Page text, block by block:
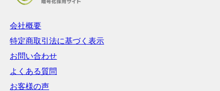
会社概要
特定商取引法に基づく表示
お問い合わせ
よくある質問
お客様の声